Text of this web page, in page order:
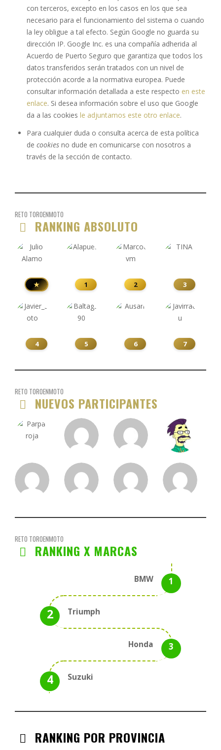
con terceros, excepto en los casos en los que sea
necesario para el funcionamiento del sistema o cuando
la ley obligue a tal efecto. Según Google no guarda su
dirección IP. Google Inc. es una compañía adherida al
Acuerdo de Puerto Seguro que garantiza que todos los
datos transferidos serán tratados con un nivel de
protección acorde a la normativa europea. Puede
consultar información detallada a este respecto en este
enlace. Si desea información sobre el uso que Google
da a las cookies le adjuntamos este otro enlace.
Para cualquier duda o consulta acerca de esta política
de cookies no dude en comunicarse con nosotros a
través de la sección de contacto.
RETO TOROENMOTO
RANKING ABSOLUTO
★ 1 2 3
4 5 6 7
RETO TOROENMOTO
NUEVOS PARTICIPANTES
RETO TOROENMOTO
RANKING X MARCAS
BMW
Triumph
Honda
Suzuki
RANKING POR PROVINCIA